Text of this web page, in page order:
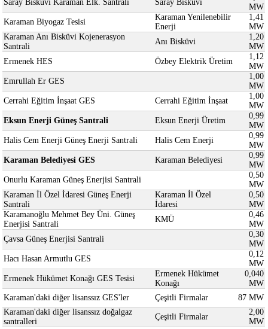
Saray Bisküvi Karaman Elk. Santrali
Saray Bisküvi
MW
Karaman Biyogaz Tesisi
Karaman Yenilenebilir
Enerji
1,41
MW
Karaman Anı Bisküvi Kojenerasyon
Santrali
Anı Bisküvi
1,20
MW
Ermenek HES
Özbey Elektrik Üretim
1,12
MW
Emrullah Er GES
1,00
MW
Cerrahi Eğitim İnşaat GES
Cerrahi Eğitim İnşaat
1,00
MW
Eksun Enerji Güneş Santrali
Eksun Enerji Üretim
0,99
MW
Halis Cem Enerji Güneş Enerji Santrali
Halis Cem Enerji
0,99
MW
Karaman Belediyesi GES
Karaman Belediyesi
0,99
MW
Onurlu Karaman Güneş Enerjisi Santrali
0,50
MW
Karaman İl Özel İdaresi Güneş Enerji
Santrali
Karaman İl Özel
İdaresi
0,50
MW
Karamanoğlu Mehmet Bey Üni. Güneş
Enerjisi Santrali
KMÜ
0,46
MW
Çavsa Güneş Enerjisi Santrali
0,30
MW
Hacı Hasan Armutlu GES
0,12
MW
Ermenek Hükümet Konağı GES Tesisi
Ermenek Hükümet
Konağı
0,040
MW
Karaman'daki diğer lisanssız GES'ler
Çeşitli Firmalar
87 MW
Karaman'daki diğer lisanssız doğalgaz
santralleri
Çeşitli Firmalar
2,00
MW